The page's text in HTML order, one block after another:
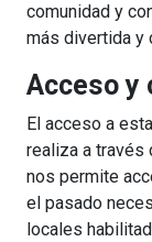
comunidad y
más divertida y
Acceso y
El acceso a
realiza a través
nos permite
el pasado
locales